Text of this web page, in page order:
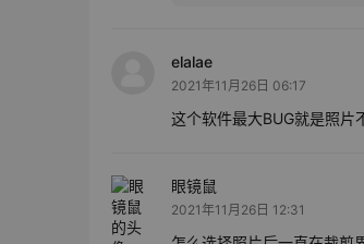
elalae
2021年11月26日 06:17
这个软件最大BUG就是照片
眼镜鼠
2021年11月26日 12:31